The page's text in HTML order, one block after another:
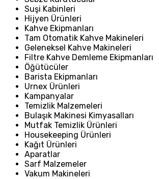
Suşi Kabinleri
Hijyen Ürünleri
Kahve Ekipmanları
Tam Otomatik Kahve Makineleri
Geleneksel Kahve Makineleri
Filtre Kahve Demleme Ekipmanları
Öğütücüler
Barista Ekipmanları
Urnex Ürünleri
Kampanyalar
Temizlik Malzemeleri
Bulaşık Makinesi Kimyasalları
Mutfak Temizlik Ürünleri
Housekeeping Ürünleri
Kağıt Ürünleri
Aparatlar
Sarf Malzemeler
Vakum Makineleri